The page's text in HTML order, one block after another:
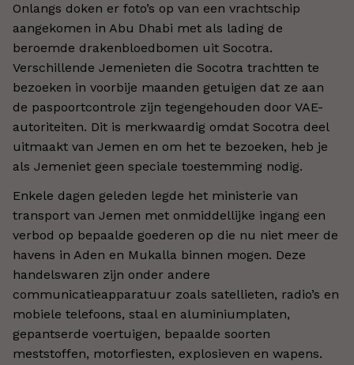
Onlangs doken er foto’s op van een vrachtschip
aangekomen in Abu Dhabi met als lading de
beroemde drakenbloedbomen uit Socotra.
Verschillende Jemenieten die Socotra trachtten te
bezoeken in voorbije maanden getuigen dat ze aan
de paspoortcontrole zijn tegengehouden door VAE-
autoriteiten. Dit is merkwaardig omdat Socotra deel
uitmaakt van Jemen en om het te bezoeken, heb je
als Jemeniet geen speciale toestemming nodig.
Enkele dagen geleden legde het ministerie van
transport van Jemen met onmiddellijke ingang een
verbod op bepaalde goederen op die nu niet meer de
havens in Aden en Mukalla binnen mogen. Deze
handelswaren zijn onder andere
communicatieapparatuur zoals satellieten, radio’s en
mobiele telefoons, staal en aluminiumplaten,
gepantserde voertuigen, bepaalde soorten
meststoffen, motorfiesten, explosieven en wapens.